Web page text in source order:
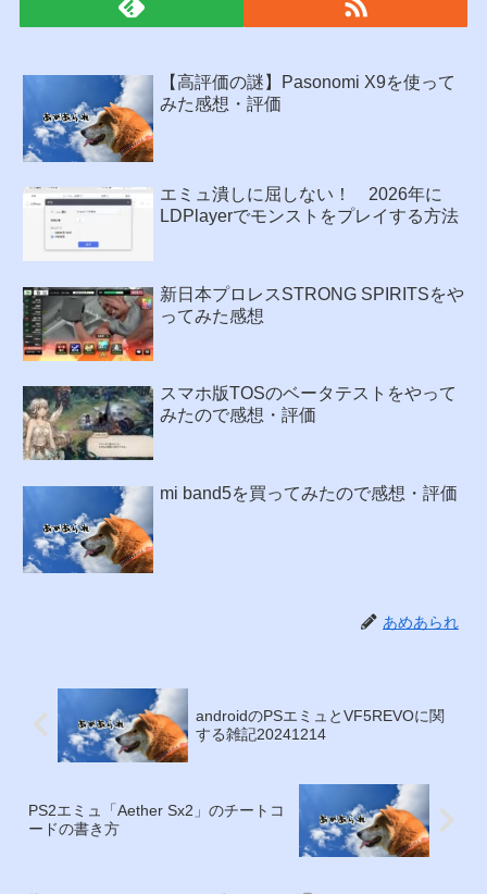
【高評価の謎】Pasonomi X9を使って
みた感想・評価
エミュ潰しに屈しない！ 2026年に
LDPlayerでモンストをプレイする方法
新日本プロレスSTRONG SPIRITSをや
ってみた感想
スマホ版TOSのベータテストをやって
みたので感想・評価
mi band5を買ってみたので感想・評価
あめあられ
androidのPSエミュとVF5REVOに関
する雑記20241214
PS2エミュ「Aether Sx2」のチートコ
ードの書き方